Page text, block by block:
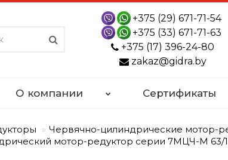
+375 (29) 671-71-54
+375 (33) 671-71-63
+375 (17) 396-24-80
zakaz@gidra.by
О компании Сертификаты
Червячно-цилиндрические мотор-
мотор-редуктор серии 7МЦЧ-М 63/